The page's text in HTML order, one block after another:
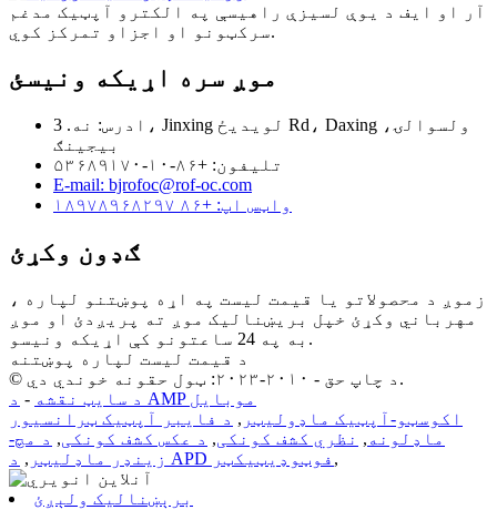
آر او ایف د یوې لسیزې راهیسې په الکترو آپټیک مدغم
سرکټونو او اجزاو تمرکز کوي.
موږ سره اړیکه ونیسئ
ادرس: نه. 3، Jinxing لویدیځ Rd، Daxing ولسوالۍ،
بیجینګ
تلیفون: +۸۶-۱۰-۵۳۶۸۹۱۷۰
E-mail: bjrofoc@rof-oc.com
واټس اپ: +۸۶ ۱۸۹۷۸۹۶۸۲۹۷
ګډون وکړئ
زموږ د محصولاتو یا قیمت لیست په اړه پوښتنو لپاره ،
مهرباني وکړئ خپل بریښنالیک موږ ته پریږدئ او موږ
به په 24 ساعتونو کې اړیکه ونیسو.
د قیمت لیست لپاره پوښتنه
© د چاپ حق - ۲۰۱۰-۲۰۲۳: ټول حقونه خوندي دي.
د سایټ نقشه -
د AMP موبایل
اکوسټو-آپټیک ماډولیټر , د فایبر آپټیک ټرانسیور
ماډلونه , نظري کشف کونکی, د عکس کشف کونکی, د مچ-
زینډر ماډلیټر , د APD فوټوډیټیکټر ,
برېښنالیک ولېږئ